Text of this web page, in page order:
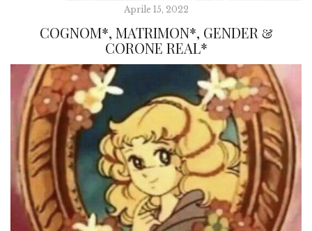
Aprile 15, 2022
COGNOM*, MATRIMON*, GENDER &
CORONE REAL*